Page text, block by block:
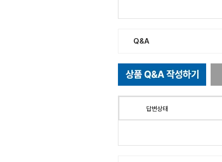
Q&A
답변상태